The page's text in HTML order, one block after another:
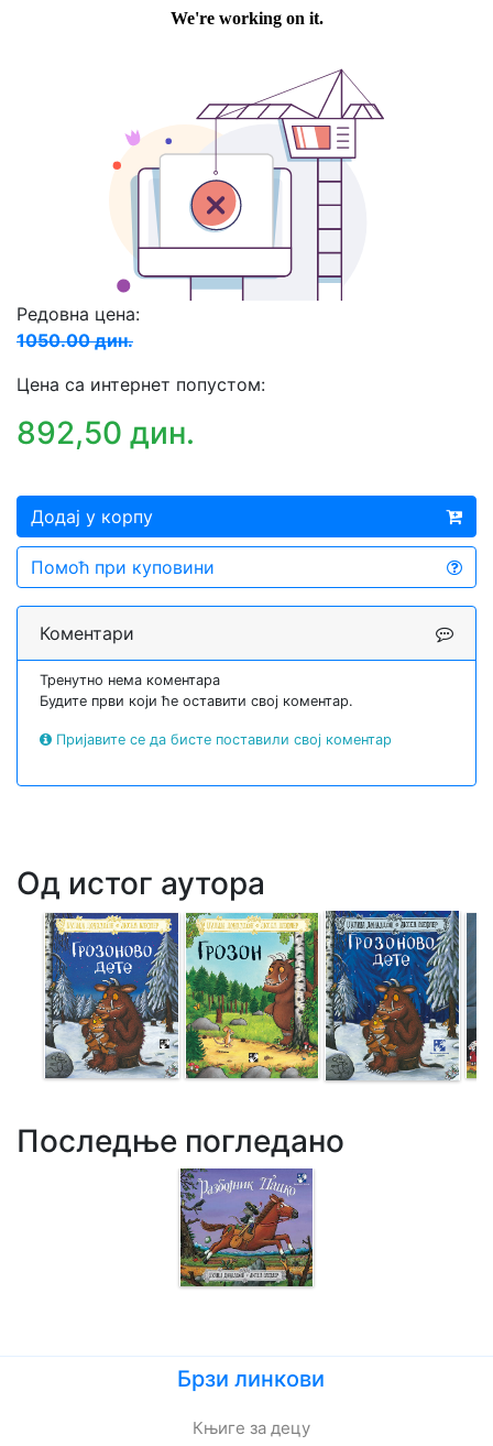
Редовна цена:
1050.00 дин.
Цена са интернет попустом:
892,50 дин.
Додај у корпу
Помоћ при куповини
Коментари
Тренутно нема коментара
Будите први који ће оставити свој коментар.
Пријавите се да бисте поставили свој коментар
Од истог аутора
Последње погледано
Брзи линкови
Књиге за децу